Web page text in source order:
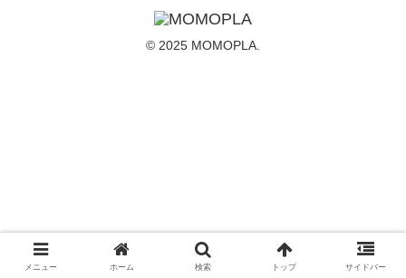
© 2025 MOMOPLA.
メニュー ホーム 検索 トップ サイドバー